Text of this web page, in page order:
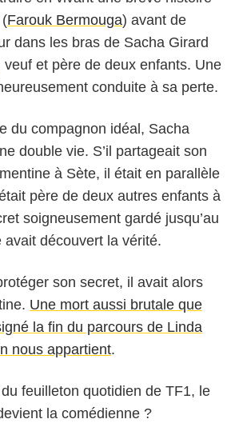
Farouk Bermouga) avant de
dans les bras de Sacha Girard
veuf et père de deux enfants. Une
conduite à sa perte.
du compagnon idéal, Sacha
double vie. S’il partageait son
à Sète, il était en parallèle
père de deux autres enfants à
soigneusement gardé jusqu’au
avait découvert la vérité.
son secret, il avait alors
Une mort aussi brutale que
la fin du parcours de Linda
nous appartient.
feuilleton quotidien de TF1, le
la comédienne ?